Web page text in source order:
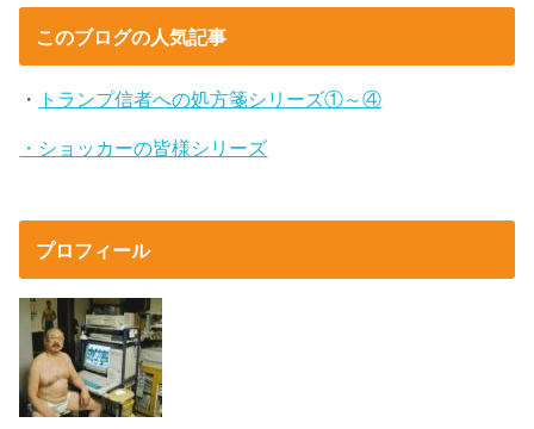
このブログの人気記事
・ トランプ信者への処方箋シリーズ①～④
・ショッカーの皆様シリーズ
プロフィール